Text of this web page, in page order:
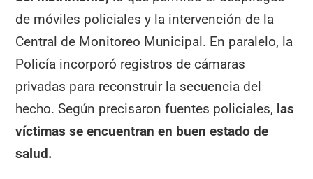
de móviles policiales y la intervención de la
Central de Monitoreo Municipal. En paralelo, la
Policía incorporó registros de cámaras
privadas para reconstruir la secuencia del
hecho. Según precisaron fuentes policiales, las
víctimas se encuentran en buen estado de
salud.